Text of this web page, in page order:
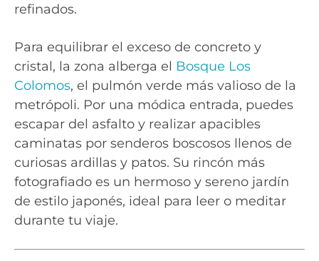
refinados.
Para equilibrar el exceso de concreto y
cristal, la zona alberga el Bosque Los
Colomos, el pulmón verde más valioso de la
metrópoli. Por una módica entrada, puedes
escapar del asfalto y realizar apacibles
caminatas por senderos boscosos llenos de
curiosas ardillas y patos. Su rincón más
fotografiado es un hermoso y sereno jardín
de estilo japonés, ideal para leer o meditar
durante tu viaje.